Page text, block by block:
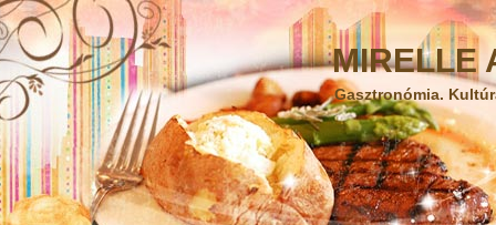
MIRELLE
Gasztronómia.